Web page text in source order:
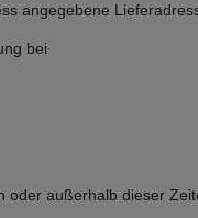
angegebene
bei
außerhalb dieser